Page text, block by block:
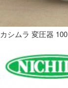
カシムラ 変圧器